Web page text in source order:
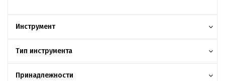
Инструмент
Тип инструмента
Принадлежности